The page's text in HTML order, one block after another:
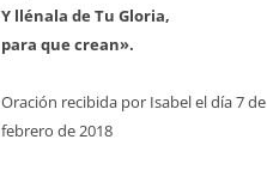
Y llénala de Tu Gloria,
para que crean».
Oración recibida por Isabel el día 7 de
febrero de 2018